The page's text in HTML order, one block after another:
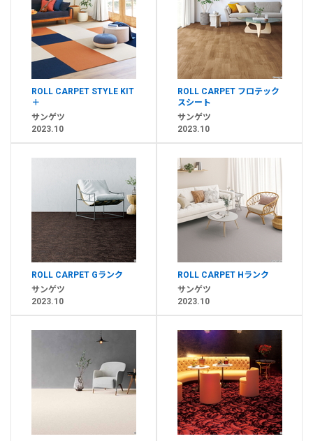
ROLL CARPET STYLE KIT
＋
サンゲツ
2023.10
ROLL CARPET フロテック
スシート
サンゲツ
2023.10
ROLL CARPET Gランク
サンゲツ
2023.10
ROLL CARPET Hランク
サンゲツ
2023.10